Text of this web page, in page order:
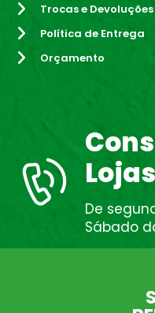
Trocas e Devoluções
Política de Entrega
Orçamento
Lojas
De
Sábado